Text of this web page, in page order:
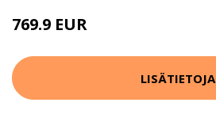
769.9 EUR
LISÄTIETOJA